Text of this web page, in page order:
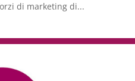
di marketing di...